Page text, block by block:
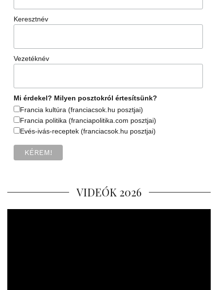
Keresztnév
Vezetéknév
Mi érdekel? Milyen posztokról értesítsünk?
Francia kultúra (franciacsok.hu posztjai)
Francia politika (franciapolitika.com posztjai)
Evés-ivás-receptek (franciacsok.hu posztjai)
VIDEÓK 2026